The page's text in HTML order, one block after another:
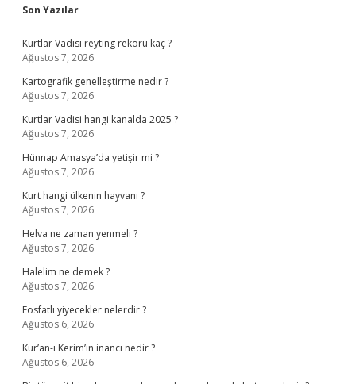
Sidebar
Son Yazılar
Kurtlar Vadisi reyting rekoru kaç ?
Ağustos 7, 2026
Kartografik genelleştirme nedir ?
Ağustos 7, 2026
Kurtlar Vadisi hangi kanalda 2025 ?
Ağustos 7, 2026
Hünnap Amasya’da yetişir mi ?
Ağustos 7, 2026
Kurt hangi ülkenin hayvanı ?
Ağustos 7, 2026
Helva ne zaman yenmeli ?
Ağustos 7, 2026
Halelim ne demek ?
Ağustos 7, 2026
Fosfatlı yiyecekler nelerdir ?
Ağustos 6, 2026
Kur’an-ı Kerim’in inancı nedir ?
Ağustos 6, 2026